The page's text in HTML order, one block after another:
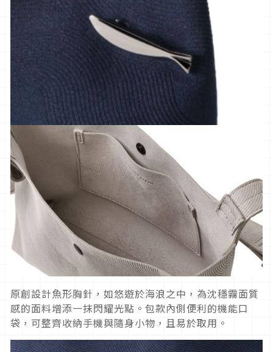
原創設計魚形胸針，如悠遊於海浪之中，為沈穩霧面質
感的面料增添一抹閃耀光點。包款內側便利的機能口
袋，可整齊收納手機與隨身小物，且易於取用。